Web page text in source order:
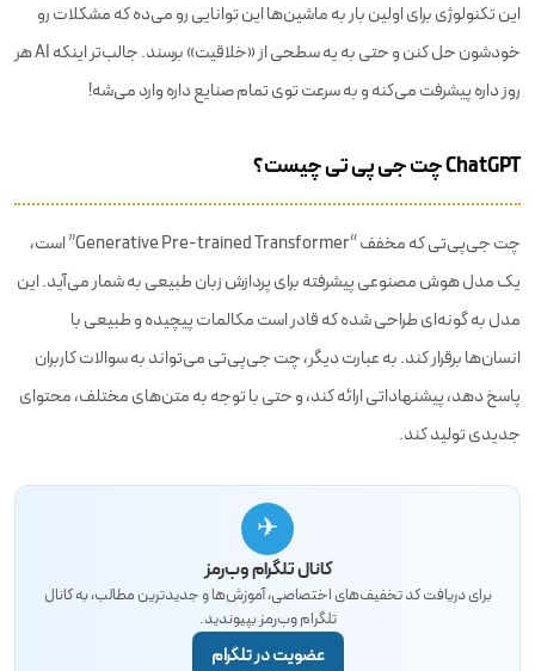
این تکنولوژی برای اولین بار به ماشین‌ها این توانایی رو می‌ده که مشکلات رو
خودشون حل کنن و حتی به یه سطحی از «خلاقیت» برسند. جالب‌تر اینکه AI هر
روز داره پیشرفت می‌کنه و به سرعت توی تمام صنایع داره وارد می‌شه!
ChatGPT چت جی پی تی چیست؟
چت جی‌پی‌تی که مخفف “Generative Pre-trained Transformer” است،
یک مدل هوش مصنوعی پیشرفته برای پردازش زبان طبیعی به شمار می‌آید. این
مدل به گونه‌ای طراحی شده که قادر است مکالمات پیچیده و طبیعی با
انسان‌ها برقرار کند. به عبارت دیگر، چت جی‌پی‌تی می‌تواند به سوالات کاربران
پاسخ دهد، پیشنهاداتی ارائه کند، و حتی با توجه به متن‌های مختلف، محتوای
جدیدی تولید کند.
✈
کانال تلگرام وب‌رمز
برای دریافت کد تخفیف‌های اختصاصی، آموزش‌ها و جدیدترین مطالب، به کانال
تلگرام وب‌رمز بپیوندید.
عضویت در تلگرام